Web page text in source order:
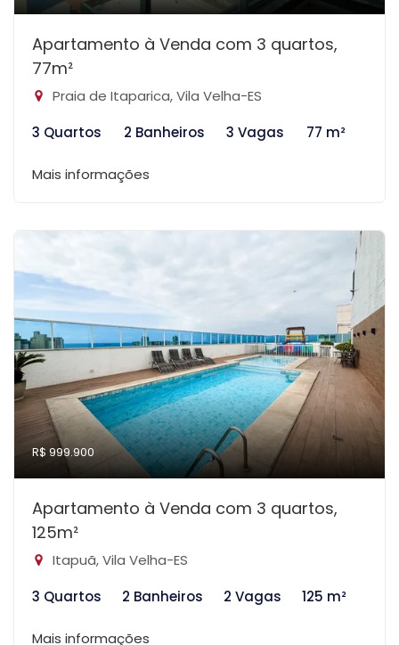
Apartamento à Venda com 3 quartos,
77m²
Praia de Itaparica, Vila Velha-ES
3 Quartos
2 Banheiros 3 Vagas 77 m²
Mais informações
R$ 999.900
Apartamento à Venda com 3 quartos,
125m²
Itapuã, Vila Velha-ES
3 Quartos
2 Banheiros 2 Vagas 125 m²
Mais informações